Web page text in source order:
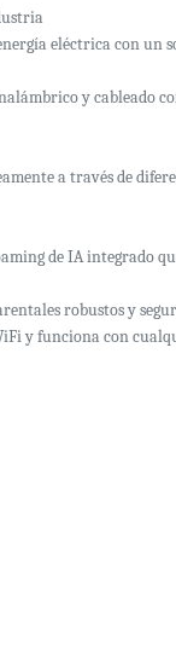
eléctrica con un
y cableado
a través de
de IA integrado
robustos y
y funciona con